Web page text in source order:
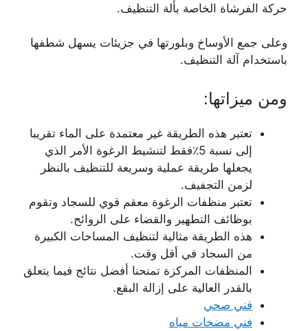
حركة الفرشاة الخاصة بألة التنظيف.
وعلى جمع الأوساخ وبلورتها في جزيئات يسهل شطفها
باستخدام آلة التنظيف.
ومن ميزاتها:
تعتبر هذه الطريقة غير معتمدة على الماء تقريبا
إلى نسبة 5٪فقط لتنشيط الرغوة الأمر الذي
يجعلها طريقة عملية وسريعة للتنظيف بالنظر
لزمن التجفيف.
تعتبر منظفات الرغوة معقم قوي للسجاد وتقوم
بوظائف التطهير والقضاء على الروائح.
هذه الطريقة مثالية لتنظيف المساحات الكبيرة
من السجاد في أقل وقت.
المنظفات المركزة تمنحنا أفضل نتائج فيما يتعلق
بالقدر العالية على إزالة البقع.
فني صحي
فني مضخات مياه